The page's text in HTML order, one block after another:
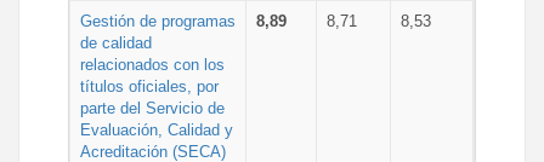
Gestión de programas
de calidad
relacionados con los
títulos oficiales, por
parte del Servicio de
Evaluación, Calidad y
Acreditación (SECA)
8,89 8,71 8,53